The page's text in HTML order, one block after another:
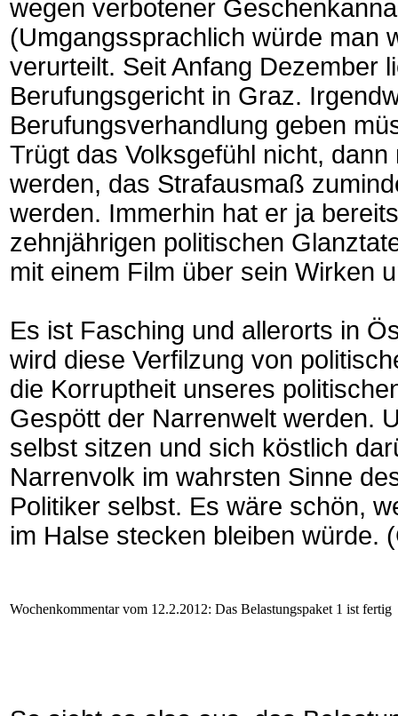
wegen verbotener
(Umgangssprachlich würde man
verurteilt. Seit Anfang Dezember
Berufungsgericht in Graz.
Berufungsverhandlung geben
Trügt das Volksgefühl nicht,
werden, das Strafausmaß
werden. Immerhin hat er ja
zehnjährigen politischen
mit einem Film über sein Wirken
Es ist Fasching und allerorts in
wird diese Verfilzung von
die Korruptheit unseres
Gespött der Narrenwelt werden.
selbst sitzen und sich köstlich
Narrenvolk im wahrsten Sinne
Politiker selbst. Es wäre schön,
im Halse stecken bleiben würde.
Wochenkommentar vom 12.2.2012: Das Belastungspaket 1 ist fertig